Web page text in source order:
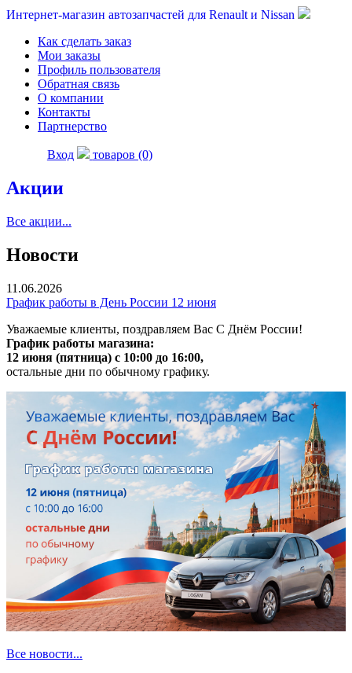
Интернет-магазин автозапчастей для Renault и Nissan
Как сделать заказ
Мои заказы
Профиль пользователя
Обратная связь
О компании
Контакты
Партнерство
Вход товаров (0)
Акции
Все акции...
Новости
11.06.2026
График работы в День России 12 июня
Уважаемые клиенты, поздравляем Вас С Днём России!
График работы магазина:
12 июня (пятница) с 10:00 до 16:00,
остальные дни по обычному графику.
Все новости...